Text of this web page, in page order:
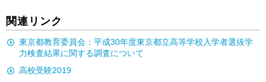
関連リンク
東京都教育委員会：平成30年度東京都立高等学校入学者選抜学
力検査結果に関する調査について
高校受験2019